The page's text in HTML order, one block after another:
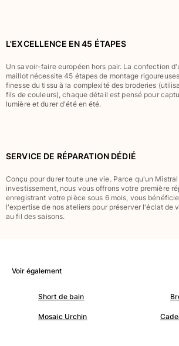
Classique stretch
Brodés Edition Numérotée
T-Shirts Anti UV
Maillots de Bain magiques
Tous les articles
Polos
Pantalons
Chemises
Shorts
L'EXCELLENCE EN 45 ÉTAPES
Un savoir-faire européen hors pair. La confection
maillot nécessite 45 étapes de montage
finesse du tissu à la complexité des broderies
fils de couleurs), chaque détail est pensé pour
lumière et durer d'été en été.
SERVICE DE RÉPARATION DÉDIÉ
Conçu pour durer toute une vie. Parce qu'un Mistral
investissement, nous vous offrons votre première
enregistrant votre pièce sous 6 mois, vous
l'expertise de nos ateliers pour préserver l'éclat de
au fil des saisons.
Voir également
Short de bain
Mosaic Urchin